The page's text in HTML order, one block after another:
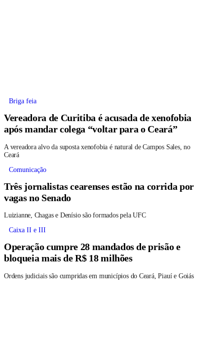
Briga feia
Vereadora de Curitiba é acusada de xenofobia
após mandar colega “voltar para o Ceará”
A vereadora alvo da suposta xenofobia é natural de Campos Sales, no
Ceará
Comunicação
Três jornalistas cearenses estão na corrida por
vagas no Senado
Luizianne, Chagas e Denísio são formados pela UFC
Caixa II e III
Operação cumpre 28 mandados de prisão e
bloqueia mais de R$ 18 milhões
Ordens judiciais são cumpridas em municípios do Ceará, Piauí e Goiás